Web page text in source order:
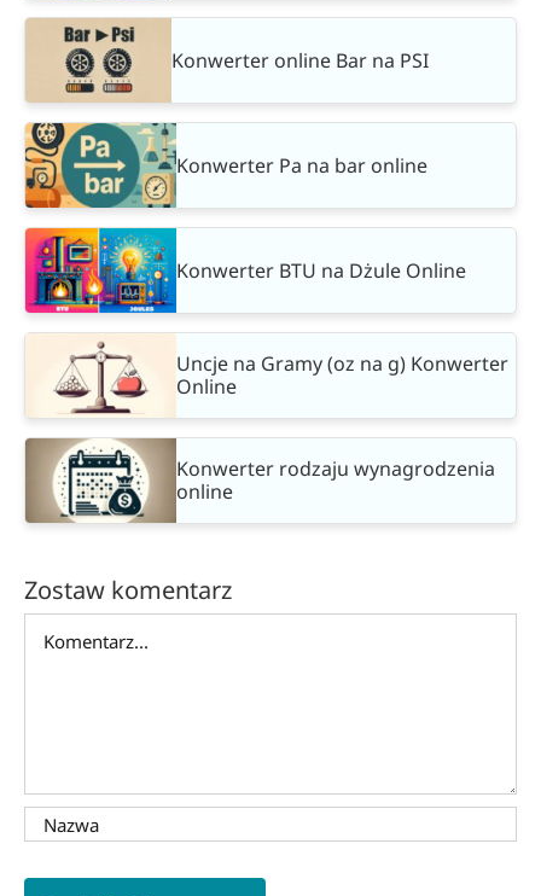
Konwerter online Bar na PSI
Konwerter Pa na bar online
Konwerter BTU na Dżule Online
Uncje na Gramy (oz na g) Konwerter
Online
Konwerter rodzaju wynagrodzenia
online
Zostaw komentarz